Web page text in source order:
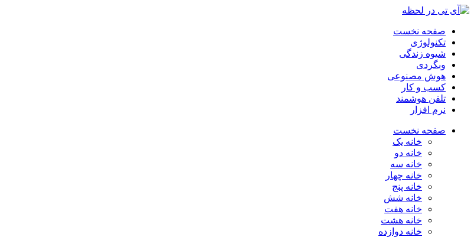
صفحه نخست
تکنولوژی
شیوه زندگی
وبگردی
هوش مصنوعی
کسب و کار
تلفن هوشمند
نرم افزار
صفحه نخست
خانه یک
خانه دو
خانه سه
خانه چهار
خانه پنج
خانه شش
خانه هفت
خانه هشت
خانه دوازده